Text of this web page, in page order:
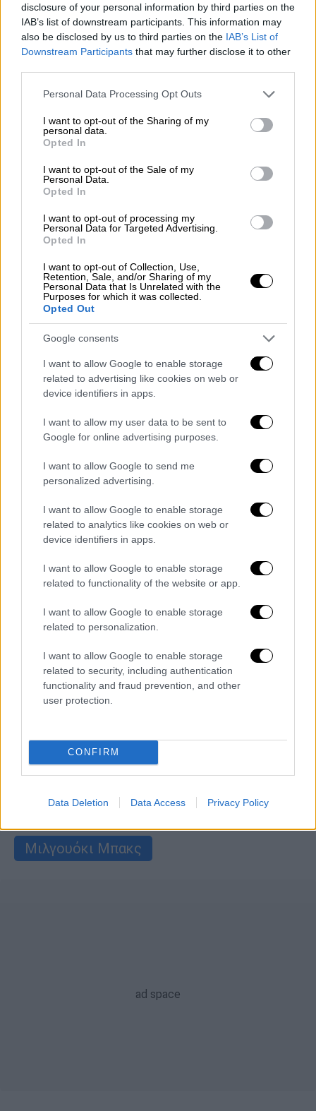
disclosure of your personal information by third parties on the
IAB’s list of downstream participants. This information may
also be disclosed by us to third parties on the IAB’s List of
Downstream Participants that may further disclose it to other
Please note that this website/app uses one or more Google
not limited to your visit or usage behaviour. You may click to
grant or deny consent to Google and its third-party tags to
use your data for below specified purposes in below Google
consent section.
Personal Data Processing Opt Outs
I want to opt-out of the Sharing of my
personal data.
Opted In
I want to opt-out of the Sale of my
Personal Data.
Opted In
I want to opt-out of processing my
Personal Data for Targeted Advertising.
Opted In
I want to opt-out of Collection, Use,
Retention, Sale, and/or Sharing of my
Personal Data that Is Unrelated with the
Purposes for which it was collected.
Opted Out
Google consents
I want to allow Google to enable storage
related to advertising like cookies on web or
device identifiers in apps.
I want to allow my user data to be sent to
Google for online advertising purposes.
I want to allow Google to send me
personalized advertising.
I want to allow Google to enable storage
related to analytics like cookies on web or
device identifiers in apps.
I want to allow Google to enable storage
related to functionality of the website or app.
I want to allow Google to enable storage
related to personalization.
I want to allow Google to enable storage
related to security, including authentication
functionality and fraud prevention, and other
user protection.
CONFIRM
Data Deletion Data Access Privacy Policy
Ο σούπερ σταρ των Ρόκετς πέτυχε κανονικά
καλάθι, οι διαιτητές δεν το κατάλαβαν και
δεν το μέτρησαν - Ενσταση του Χιούστον
για την ήττα από τους Σπερς για επανάληψη
ή νίκη
Αθλητισμός|31.10.2019 09:14
ΝΒΑ: 59π. ο Χάρντεν στο ματς της
χρονιάς - Ουίζαρντς-Ρόκετς 158-159
Και δεν πήγαν καν στην παράταση...
Αθλητισμός|25.10.2019 09:32
ΝΒΑ: Πρεμιέρα για τον σούπερ
Αντετοκούνμπο - Διέλυσε τους Ρόκετς
Αρχισε τη χρονιά με τριπλ-νταμπλ ο Γιάννης!
περισσότερα άρθρα
Γιάννης Αντετοκούνμπο
Μιλγουόκι Μπακς